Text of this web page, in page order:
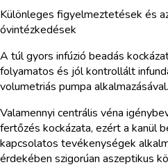
Különleges figyelmeztetések és
óvintézkedések
A túl gyors infúzió beadás
folyamatos és jól kontrollált
volumetriás pumpa alkalmazásával.
Valamennyi centrális véna
fertőzés kockázata, ezért a kanül
kapcsolatos tevékenységek
érdekében szigorúan aszeptikus